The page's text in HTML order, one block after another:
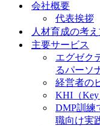
会社概要
代表挨拶
人材育成の考
主要サービス
エグゼク
るパーソ
経営者の
KHI（Key
DMP訓練
職向け実